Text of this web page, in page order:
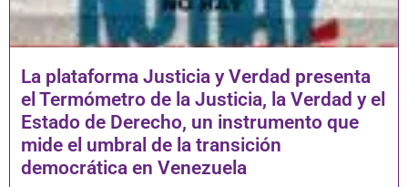
La plataforma Justicia y Verdad presenta
el Termómetro de la Justicia, la Verdad y el
Estado de Derecho, un instrumento que
mide el umbral de la transición
democrática en Venezuela